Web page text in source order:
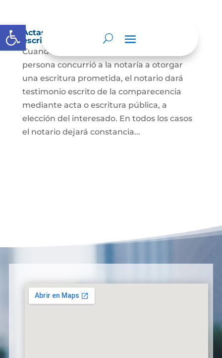
Abrir barra de herramientas
Actas de comparecencia para otorgar
escritura pública
Cuando se trate de comprobar que una
persona concurrió a la notaría a otorgar
una escritura prometida, el notario dará
testimonio escrito de la comparecencia
mediante acta o escritura pública, a
elección del interesado. En todos los casos
el notario dejará constancia...